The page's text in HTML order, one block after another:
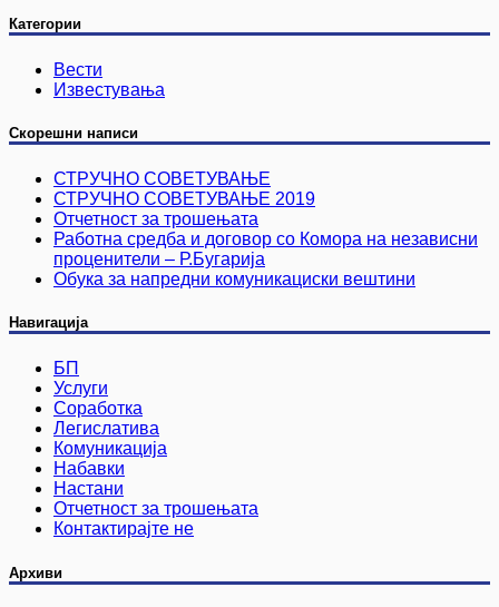
Категории
Вести
Известувања
Скорешни написи
СТРУЧНО СОВЕТУВАЊЕ
СТРУЧНО СОВЕТУВАЊЕ 2019
Отчетност за трошењата
Работна средба и договор со Комора на независни
проценители – Р.Бугарија
Обука за напредни комуникациски вештини
Навигација
БП
Услуги
Соработка
Легислатива
Комуникација
Набавки
Настани
Отчетност за трошењата
Контактирајте не
Архиви